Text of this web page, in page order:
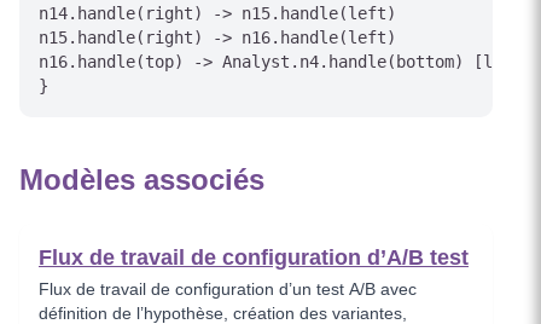
n14.handle(right) -> n15.handle(left)
n15.handle(right) -> n16.handle(left)
n16.handle(top) -> Analyst.n4.handle(bottom)
}
Modèles associés
Flux de travail de configuration d’A/B test
Flux de travail de configuration d’un test A/B avec
définition de l’hypothèse, création des variantes,